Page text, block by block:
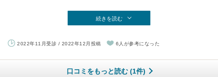
続きを読む
2022年11月受診 / 2022年12月投稿 6人が参考になった
口コミをもっと読む (1件)